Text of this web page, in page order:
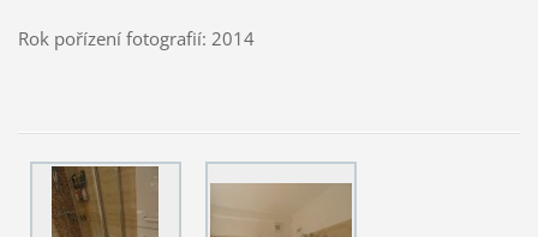
Rok pořízení fotografií: 2014